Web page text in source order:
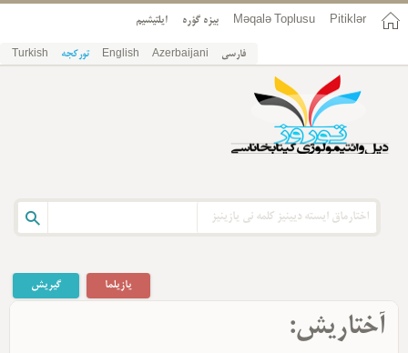
Pitiklər
Məqalə Toplusu بیزه گؤره ایلتیشیم
فارسی Azerbaijani
English تورکجه Turkish
گیریش یازیلما
آختاریش: